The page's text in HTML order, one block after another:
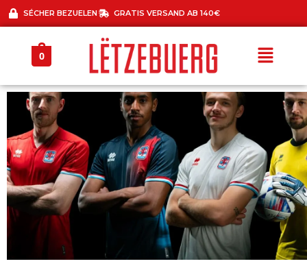
SÉCHER BEZUELEN GRATIS VERSAND AB 140€
0